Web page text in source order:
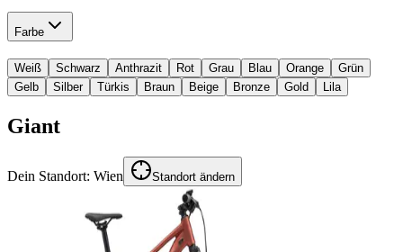
Farbe
Weiß Schwarz Anthrazit Rot Grau Blau Orange
Grün
Gelb
Silber Türkis Braun Beige Bronze Gold Lila
Giant
Dein Standort: Wien Standort ändern